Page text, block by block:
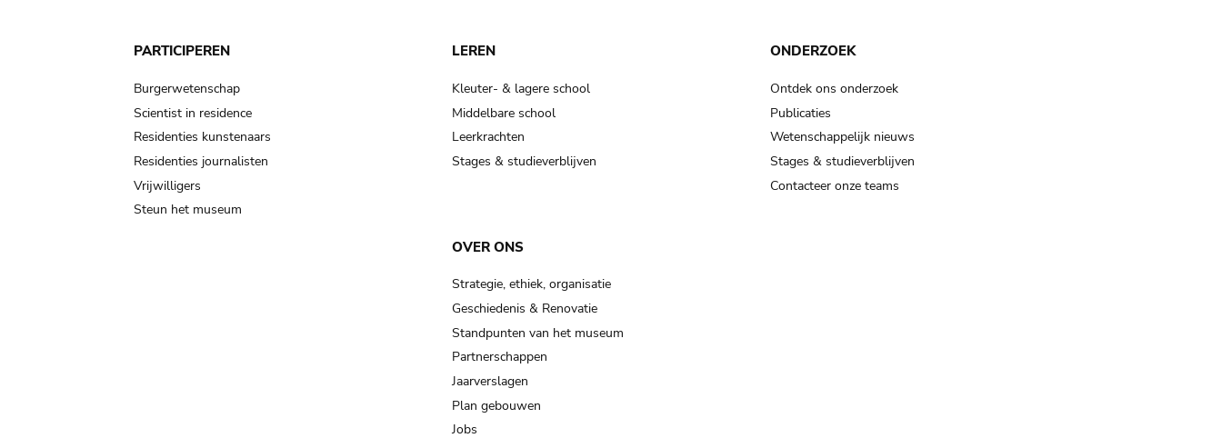
PARTICIPEREN
Burgerwetenschap
Scientist in residence
Residenties kunstenaars
Residenties journalisten
Vrijwilligers
Steun het museum
LEREN
Kleuter- & lagere school
Middelbare school
Leerkrachten
Stages & studieverblijven
ONDERZOEK
Ontdek ons onderzoek
Publicaties
Wetenschappelijk nieuws
Stages & studieverblijven
Contacteer onze teams
OVER ONS
Strategie, ethiek, organisatie
Geschiedenis & Renovatie
Standpunten van het museum
Partnerschappen
Jaarverslagen
Plan gebouwen
Jobs